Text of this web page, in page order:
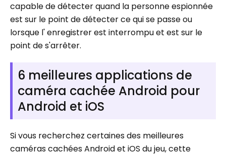
capable de détecter quand la personne espionnée
est sur le point de détecter ce qui se passe ou
lorsque l' enregistrer est interrompu et est sur le
point de s'arrêter.
6 meilleures applications de
caméra cachée Android pour
Android et iOS
Si vous recherchez certaines des meilleures
caméras cachées Android et iOS du jeu, cette